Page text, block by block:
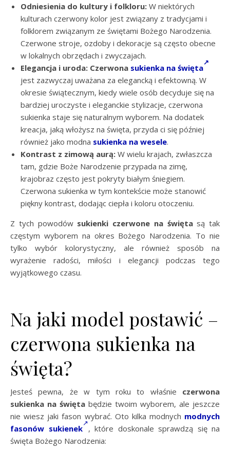
Odniesienia do kultury i folkloru: W niektórych
kulturach czerwony kolor jest związany z tradycjami i
folklorem związanym ze świętami Bożego Narodzenia.
Czerwone stroje, ozdoby i dekoracje są często obecne
w lokalnych obrzędach i zwyczajach.
Elegancja i uroda: Czerwona sukienka na święta
jest zazwyczaj uważana za elegancką i efektowną. W
okresie świątecznym, kiedy wiele osób decyduje się na
bardziej uroczyste i eleganckie stylizacje, czerwona
sukienka staje się naturalnym wyborem. Na dodatek
kreacja, jaką włożysz na święta, przyda ci się później
również jako modna sukienka na wesele.
Kontrast z zimową aurą: W wielu krajach, zwłaszcza
tam, gdzie Boże Narodzenie przypada na zimę,
krajobraz często jest pokryty białym śniegiem.
Czerwona sukienka w tym kontekście może stanowić
piękny kontrast, dodając ciepła i koloru otoczeniu.
Z tych powodów sukienki czerwone na świętasą tak
częstym wyborem na okres Bożego Narodzenia. To nie
tylko wybór kolorystyczny, ale również sposób na
wyrażenie radości, miłości i elegancji podczas tego
wyjątkowego czasu.
Na jaki model postawić –
czerwona sukienka na
święta?
Jesteś pewna, że w tym roku to właśnie czerwona
sukienka na święta będzie twoim wyborem, ale jeszcze
nie wiesz jaki fason wybrać. Oto kilka modnych modnych
fasonów sukienek
, które doskonale sprawdzą się na
święta Bożego Narodzenia: